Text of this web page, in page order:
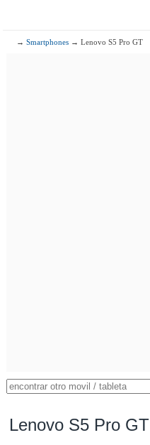
→Smartphones → Lenovo S5 Pro GT
Lenovo S5 Pro GT